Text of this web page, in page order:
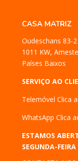
CASA MATRIZ
Oudeschans 83-2
1011 KW,
Países Baixos
SERVIÇO AO
Telemóvel Clica
WhatsApp Clica
ESTAMOS
SEGUNDA-